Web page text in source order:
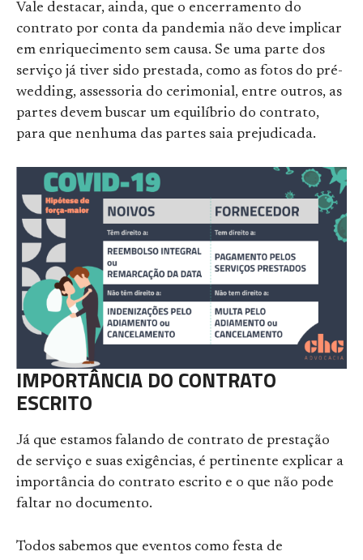
Vale destacar, ainda, que o encerramento do
contrato por conta da pandemia não deve implicar
em enriquecimento sem causa. Se uma parte dos
serviço já tiver sido prestada, como as fotos do pré-
wedding, assessoria do cerimonial, entre outros, as
partes devem buscar um equilíbrio do contrato,
para que nenhuma das partes saia prejudicada.
IMPORTÂNCIA DO CONTRATO
ESCRITO
Já que estamos falando de contrato de prestação
de serviço e suas exigências, é pertinente explicar a
importância do contrato escrito e o que não pode
faltar no documento.
Todos sabemos que eventos como festa de